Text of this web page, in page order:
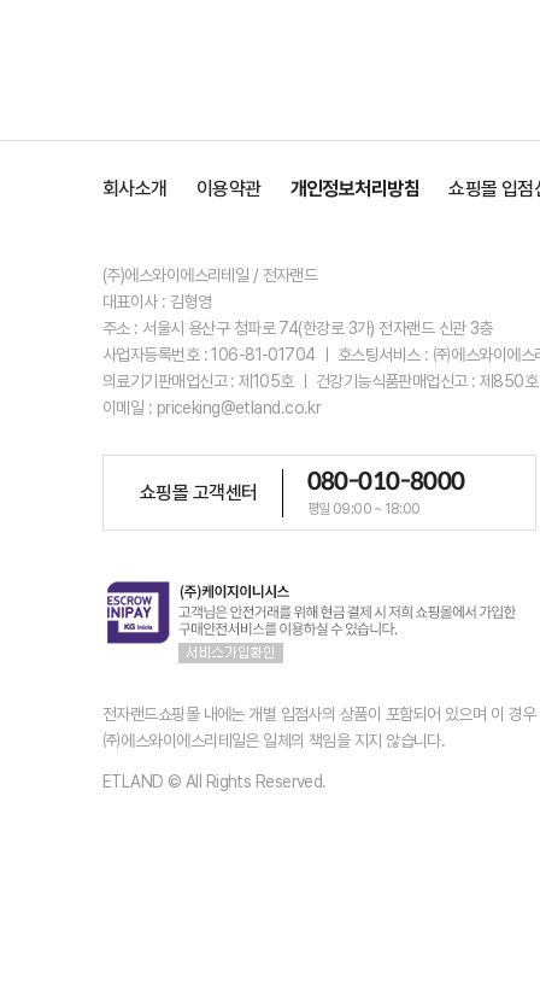
회사소개 이용약관 개인정보처리방침 쇼핑몰 입점
(주)에스와이에스리테일 / 전자랜드
대표이사 : 김형영
주소 : 서울시 용산구 청파로 74(한강로 3가) 전자랜드 신관 3층
사업자등록번호 : 106-81-01704 ㅣ 호스팅서비스 : ㈜에스와이에
의료기기판매업신고 : 제105호 ㅣ 건강기능식품판매업신고 : 제850
이메일 : priceking@etland.co.kr
쇼핑몰 고객센터 080-010-8000
평일 09:00 ~ 18:00
전자랜드쇼핑몰 내에는 개별 입점사의 상품이 포함되어 있으며 이 경
㈜에스와이에스리테일은 일체의 책임을 지지 않습니다.
ETLAND © All Rights Reserved.